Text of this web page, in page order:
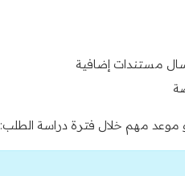
مستندات إضافية
موعد مهم خلال فترة دراسة الطلب: